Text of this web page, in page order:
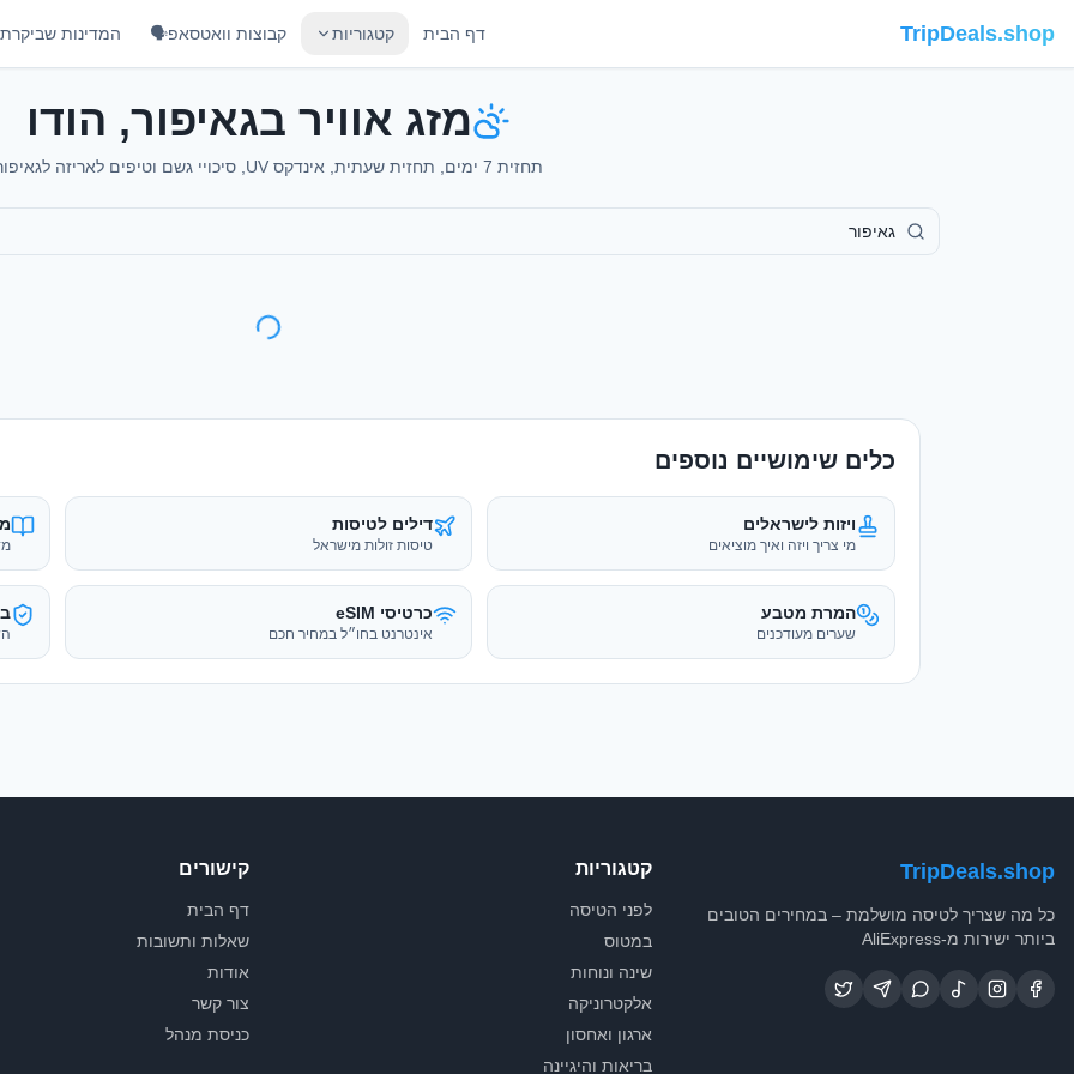
TripDeals.shop דף הבית קטגוריות קבוצות וואטסאפ🗣️ המדינות
מזג אוויר בגאיפור, הודו
תחזית 7 ימים, תחזית שעתית, אינדקס UV, סיכויי גשם וטיפים לאריזה לגאיפור
מי צריך ויזה ואיך מוציאים טיסות זולות מישראל
TripDeals.shop
כל מה שצריך לטיסה מושלמת – במחירים הטובים
ביותר ישירות מ-AliExpress
קטגוריות
לפני הטיסה
במטוס
שינה ונוחות
אלקטרוניקה
ארגון ואחסון
בריאות והיגיינה
קישורים
דף הבית
שאלות ותשובות
אודות
צור קשר
כניסת מנהל